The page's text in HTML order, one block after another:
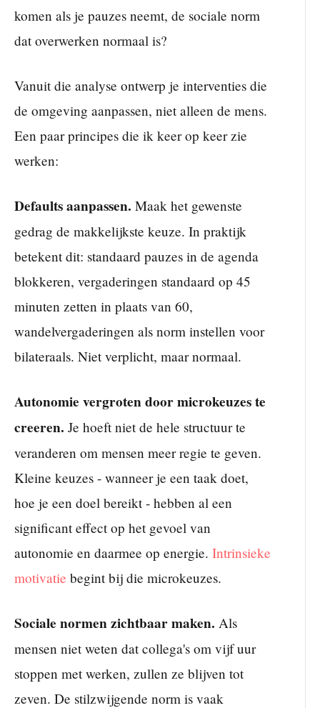
komen als je pauzes neemt, de sociale norm
dat overwerken normaal is?
Vanuit die analyse ontwerp je interventies die
de omgeving aanpassen, niet alleen de mens.
Een paar principes die ik keer op keer zie
werken:
Defaults aanpassen. Maak het gewenste
gedrag de makkelijkste keuze. In praktijk
betekent dit: standaard pauzes in de agenda
blokkeren, vergaderingen standaard op 45
minuten zetten in plaats van 60,
wandelvergaderingen als norm instellen voor
bilateraals. Niet verplicht, maar normaal.
Autonomie vergroten door microkeuzes te
creeren. Je hoeft niet de hele structuur te
veranderen om mensen meer regie te geven.
Kleine keuzes - wanneer je een taak doet,
hoe je een doel bereikt - hebben al een
significant effect op het gevoel van
autonomie en daarmee op energie. Intrinsieke
motivatie begint bij die microkeuzes.
Sociale normen zichtbaar maken. Als
mensen niet weten dat collega's om vijf uur
stoppen met werken, zullen ze blijven tot
zeven. De stilzwijgende norm is vaak